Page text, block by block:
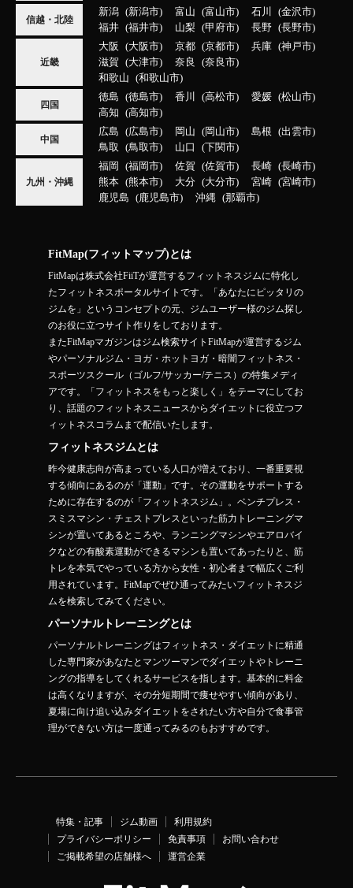
信越・北陸
新潟 新潟市 富山 富山市 石川
金沢市
福井
福井市 山梨 甲府市 長野 長野市
近畿
大阪 大阪市 京都 京都市 兵庫
神戸市
滋賀
大津市 奈良
奈良市
和歌山
和歌山市
四国
徳島 徳島市 香川 高松市 愛媛
松山市
高知
高知市
中国
広島 広島市 岡山 岡山市 島根
出雲市
鳥取
鳥取市 山口 下関市
九州・沖縄
福岡 福岡市 佐賀 佐賀市 長崎
長崎市
熊本
熊本市 大分 大分市 宮崎
宮崎市
鹿児島
鹿児島市 沖縄 那覇市
FitMap(フィットマップ)とは
FitMapは株式会社FiiTが運営するフィットネスジムに特化し
たフィットネスポータルサイトです。「あなたにピッタリの
ジムを」というコンセプトの元、ジムユーザー様のジム探し
のお役に立つサイト作りをしております。
またFitMapマガジンはジム検索サイトFitMapが運営するジム
やパーソナルジム・ヨガ・ホットヨガ・暗闇フィットネス・
スポーツスクール（ゴルフ/サッカー/テニス）の特集メディ
アです。「フィットネスをもっと楽しく」をテーマにしてお
り、話題のフィットネスニュースからダイエットに役立つフ
ィットネスコラムまで配信いたします。
フィットネスジムとは
昨今健康志向が高まっている人口が増えており、一番重要視
する傾向にあるのが「運動」です。その運動をサポートする
ために存在するのが「フィットネスジム」。ベンチプレス・
スミスマシン・チェストプレスといった筋力トレーニングマ
シンが置いてあるところや、ランニングマシンやエアロバイ
クなどの有酸素運動ができるマシンも置いてあったりと、筋
トレを本気でやっている方から女性・初心者まで幅広くご利
用されています。FitMapでぜひ通ってみたいフィットネスジ
ムを検索してみてください。
パーソナルトレーニングとは
パーソナルトレーニングはフィットネス・ダイエットに精通
した専門家があなたとマンツーマンでダイエットやトレーニ
ングの指導をしてくれるサービスを指します。基本的に料金
は高くなりますが、その分短期間で痩せやすい傾向があり、
夏場に向け追い込みダイエットをされたい方や自分で食事管
理ができない方は一度通ってみるのもおすすめです。
特集・記事 ジム動画
利用規約
プライバシーポリシー
免責事項
お問い合わせ
ご掲載希望の店舗様へ
運営企業